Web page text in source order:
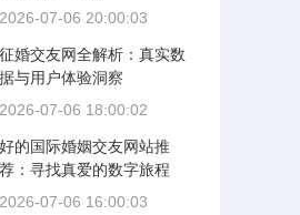
2026-07-06 20:00:03
征婚交友网全解析：真实数
据与用户体验洞察
2026-07-06 18:00:02
好的国际婚姻交友网站推
荐：寻找真爱的数字旅程
2026-07-06 16:00:03